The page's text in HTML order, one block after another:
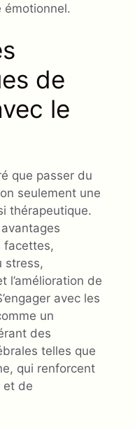
émotionnel.
de
le
que passer du
seulement une
thérapeutique.
facettes,
stress,
l’amélioration de
avec les
un
des
telles que
qui renforcent
et de